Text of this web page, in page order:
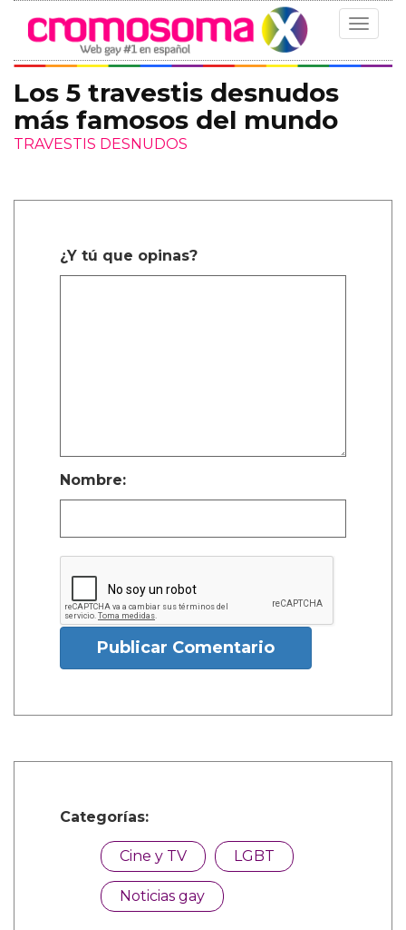
Toggle
Los 5 travestis desnudos
más famosos del mundo
TRAVESTIS DESNUDOS
¿Y tú que opinas?
Nombre:
Publicar Comentario
Categorías:
Cine y TV LGBT
Noticias gay